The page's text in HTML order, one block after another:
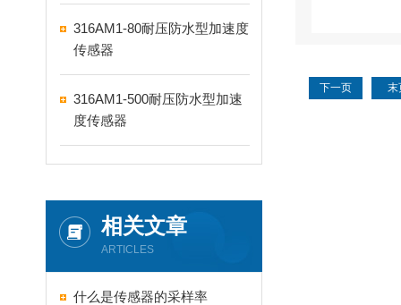
316AM1-80耐压防水型加速度
传感器
316AM1-500耐压防水型加速
度传感器
相关文章
ARTICLES
什么是传感器的采样率
下一页 末